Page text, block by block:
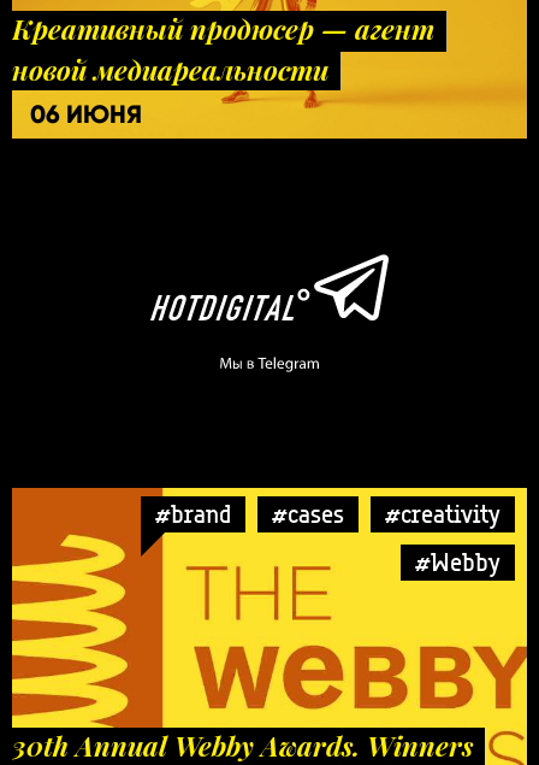
Креативный продюсер — агент
новой медиареальности
06 ИЮНЯ
#brand #cases
#creativity
#Webby
30th Annual Webby Awards. Winners